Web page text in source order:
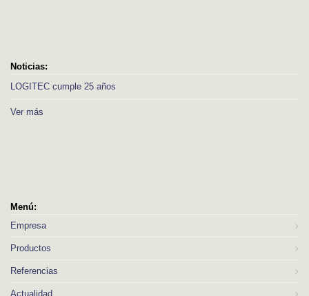
Noticias:
LOGITEC cumple 25 años
Ver más
Menú:
Empresa
Productos
Referencias
Actualidad